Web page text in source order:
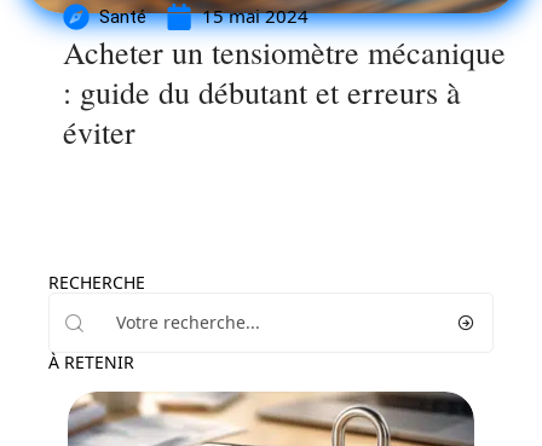
Santé 15 mai 2024
Acheter un tensiomètre mécanique
: guide du débutant et erreurs à
éviter
RECHERCHE
À RETENIR